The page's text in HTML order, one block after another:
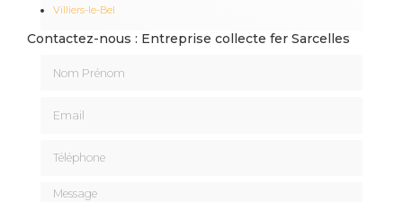
Villiers-le-Bel
Contactez-nous : Entreprise collecte fer Sarcelles
Message